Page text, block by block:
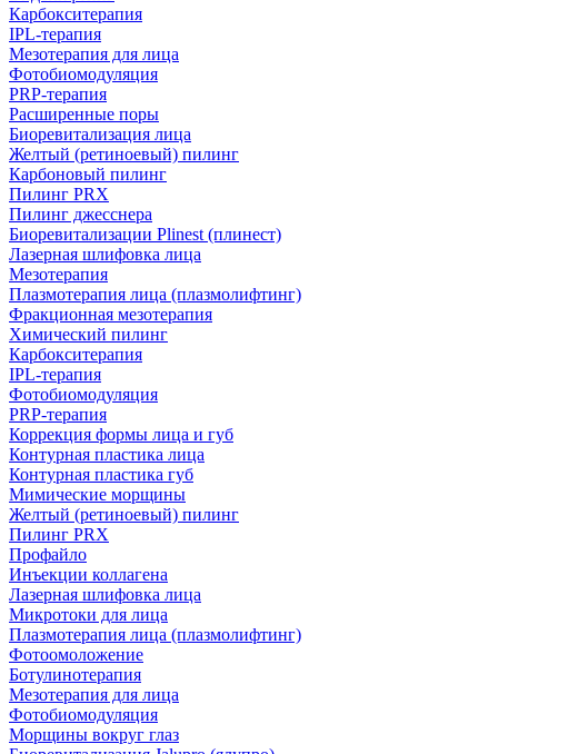
Карбокситерапия
IPL‑терапия
Мезотерапия для лица
Фотобиомодуляция
PRP-терапия
Расширенные поры
Биоревитализация лица
Желтый (ретиноевый) пилинг
Карбоновый пилинг
Пилинг PRX
Пилинг джесснера
Биоревитализации Plinest (плинест)
Лазерная шлифовка лица
Мезотерапия
Плазмотерапия лица (плазмолифтинг)
Фракционная мезотерапия
Химический пилинг
Карбокситерапия
IPL‑терапия
Фотобиомодуляция
PRP-терапия
Коррекция формы лица и губ
Контурная пластика лица
Контурная пластика губ
Мимические морщины
Желтый (ретиноевый) пилинг
Пилинг PRX
Профайло
Инъекции коллагена
Лазерная шлифовка лица
Микротоки для лица
Плазмотерапия лица (плазмолифтинг)
Фотоомоложение
Ботулинотерапия
Мезотерапия для лица
Фотобиомодуляция
Морщины вокруг глаз